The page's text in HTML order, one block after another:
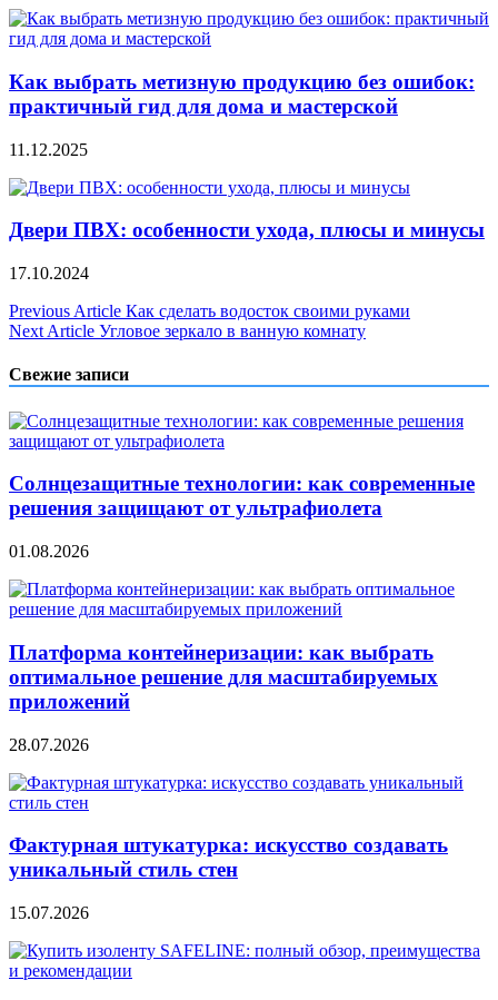
Как выбрать метизную продукцию без ошибок:
практичный гид для дома и мастерской
11.12.2025
Двери ПВХ: особенности ухода, плюсы и минусы
17.10.2024
Навигация
по
записям
Previous Article Как сделать водосток своими руками
Next Article Угловое зеркало в ванную комнату
Свежие записи
Солнцезащитные технологии: как современные
решения защищают от ультрафиолета
01.08.2026
Платформа контейнеризации: как выбрать
оптимальное решение для масштабируемых
приложений
28.07.2026
Фактурная штукатурка: искусство создавать
уникальный стиль стен
15.07.2026